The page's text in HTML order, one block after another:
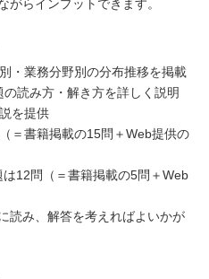
らインプットできます。
・業務分野別の分布推移を掲載
読み方・解き方を詳しく説明
を提供
書籍掲載の15問＋Web提供の
12問（＝書籍掲載の5問＋Web
読み、解答を考えればよいかが